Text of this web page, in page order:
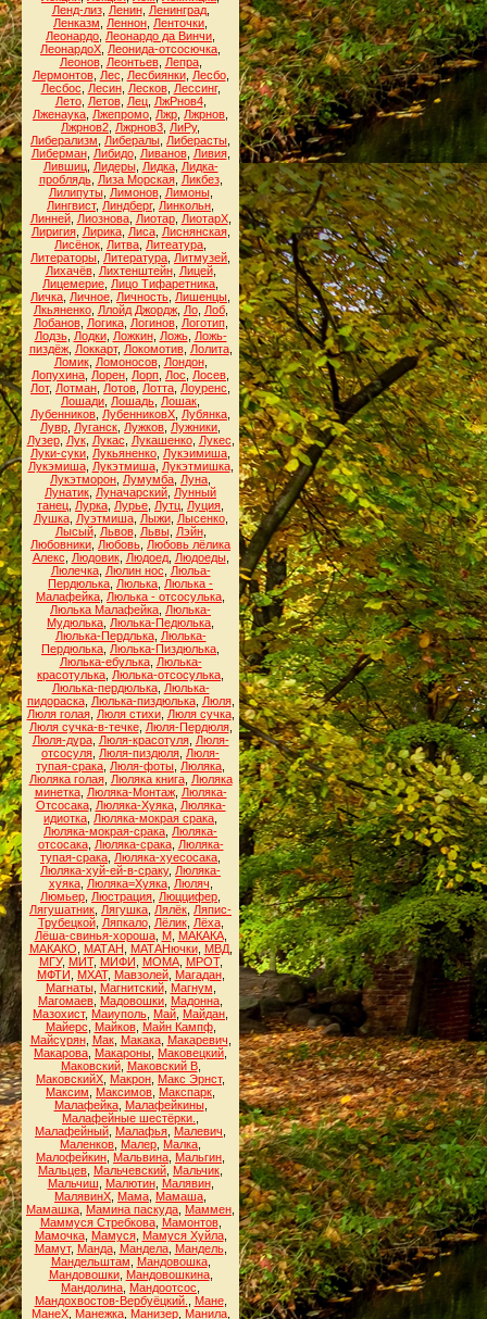
Ленд-лиз, Ленин, Ленинград,
Ленказм
Леннон Ленточки
Леонардо Леонардо да Винчи
ЛеонардоХ Леонида-отсосючка
Леонов, Леонтьев, Лепра,
Лермонтов, Лес Лесбиянки, Лесбо,
Лесбос
Лесин, Лесков, Лессинг,
Лето, Летов, Лец, ЛжРнов4,
Лженаука Лжепромо Лжр Лжрнов
Лжрнов2 Лжрнов3 ЛиРу,
Либерализм
Либералы Либерасты
Либерман, Либидо, Ливанов, Ливия,
Лившиц, Лидеры, Лидка, Лидка-
проблядь, Лиза Морская, Ликбез,
Лилипуты, Лимонов, Лимоны,
Лингвист, Линдберг, Линкольн
Линней, Лиознова, Лиотар, ЛиотарХ,
Лиригия, Лирика, Лиса, Лиснянская,
Лисёнок Литва Литеатура
Литераторы Литература Литмузей
Лихачёв, Лихтенштейн, Лицей,
Лицемерие Лицо Тифаретника
Личка Личное Личность Лишенцы
Лкьяненко, Ллойд Джордж, Ло, Лоб,
Лобанов, Логика, Логинов, Логотип,
Лодзь, Лодки, Ложкин, Ложь, Ложь-
пиздёж, Локкарт, Локомотив, Лолита,
Ломик, Ломоносов, Лондон,
Лопухина Лорен Лорп Лос Лосев
Лот, Лотман Лотов Лотта Лоуренс
Лошади Лошадь Лошак
Лубенников ЛубенниковХ Лубянка
Лувр Луганск Лужков Лужники
Лузер, Лук, Лукас Лукашенко, Лукес
Луки-суки Лукьяненко Лукэимиша
Лукэмиша, Лукэтмиша, Лукэтмишка,
Лукэтморон Лумумба Луна
Лунатик Луначарский Лунный
танец Лурка Лурье Лутц Луция
Лушка, Луэтмиша, Лыжи, Лысенко,
Лысый, Львов, Львы, Лэйн,
Любовники Любовь Любовь лёлика
Алекс
Людовик, Людоед, Людоеды,
Люлечка, Люлин нос
Люльа-
Пердюлька Люлька Люлька -
Малафейка Люлька - отсосулька
Люлька Малафейка Люлька-
Мудюлька Люлька-Педюлька
Люлька-Пердлька, Люлька-
Пердюлька Люлька-Пиздюлька
Люлька-ебулька, Люлька-
красотулька Люлька-отсосулька
Люлька-пердюлька, Люлька-
пидораска, Люлька-пиздюлька, Люля,
Люля голая, Люля стихи, Люля сучка,
Люля сучка-в-течке, Люля-Пердюля,
Люля-дура, Люля-красотуля, Люля-
отсосуля Люля-пиздюля Люля-
тупая-срака Люля-фоты Люляка
Люляка голая, Люляка книга, Люляка
минетка, Люляка-Монтаж, Люляка-
Отсосака, Люляка-Хуяка, Люляка-
идиотка Люляка-мокрая срака
Люляка-мокрая-срака Люляка-
отсосака, Люляка-срака, Люляка-
тупая-срака Люляка-хуесосака
Люляка-хуй-ей-в-сраку, Люляка-
хуяка, Люляка=Хуяка, Люляч
Люмьер Люстрация Люццифер
Лягушатник Лягушка Лялёк Ляпис-
Трубецкой, Ляпкало, Лёлик, Лёха,
Лёша-свинья-хороша, М, МАКАКА,
МАКАКО
МАТАН МАТАНючки, МВД,
МГУ, МИТ, МИФИ МОМА, МРОТ,
МФТИ
МХАТ, Мавзолей, Магадан,
Магнаты, Магнитский, Магнум
Магомаев Мадовошки Мадонна
Мазохист, Маиуполь Май Майдан
Майерс
Майков, Майн Кампф,
Майсурян, Мак, Макака, Макаревич
Макарова Макароны Маковецкий
Маковский, Маковский В,
МаковскийХ Макрон Макс Эрнст,
Максим
Максимов Макспарк
Малафейка, Малафейкины,
Малафейные шестёрки.
Малафейный Малафья Малевич
Маленков Малер Малка
Малофейкин Мальвина Мальгин
Мальцев Мальчевский Мальчик
Мальчиш
Малютин, Малявин,
МалявинХ Мама Мамаша
Мамашка Мамина паскуда Маммен
Маммуся Стребкова, Мамонтов,
Мамочка, Мамуся, Мамуся Хуйла,
Мамут, Манда, Мандела, Мандель,
Мандельштам
Мандовошка,
Мандовошки, Мандовошкина,
Мандолина Мандоотсос
Мандохвостов-Вербуёцкий.
Мане,
МанеХ, Манежка, Манизер, Манила,